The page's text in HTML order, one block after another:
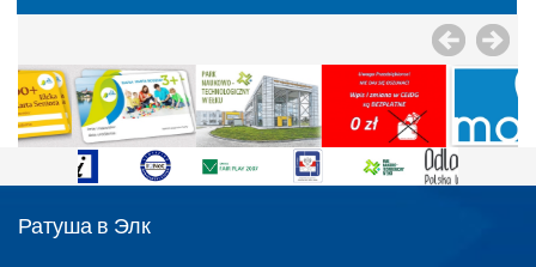
Ратуша в Элк